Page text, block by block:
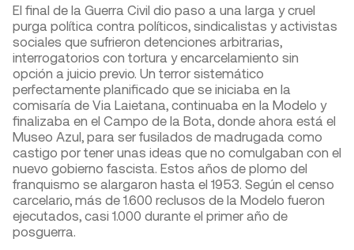
El final de la Guerra Civil dio paso a una larga y cruel
purga política contra políticos, sindicalistas y activistas
sociales que sufrieron detenciones arbitrarias,
interrogatorios con tortura y encarcelamiento sin
opción a juicio previo. Un terror sistemático
perfectamente planificado que se iniciaba en la
comisaría de Via Laietana, continuaba en la Modelo y
finalizaba en el Campo de la Bota, donde ahora está el
Museo Azul, para ser fusilados de madrugada como
castigo por tener unas ideas que no comulgaban con el
nuevo gobierno fascista. Estos años de plomo del
franquismo se alargaron hasta el 1953. Según el censo
carcelario, más de 1.600 reclusos de la Modelo fueron
ejecutados, casi 1.000 durante el primer año de
posguerra.